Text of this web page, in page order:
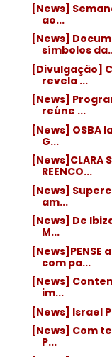
[News]
ao...
[News]
símbolos
[Divulgação]
revela ...
[News]
reúne ...
[News] OSBA
G...
[News]CLARA
REENCO...
[News]
am...
[News] De
M...
com pa...
[News]
im...
[News] Israel
[News] Com
P...